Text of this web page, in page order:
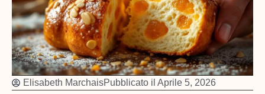
Elisabeth MarchaisPubblicato il Aprile 5, 2026